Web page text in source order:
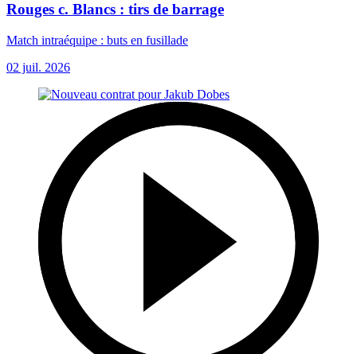
Rouges c. Blancs : tirs de barrage
Match intraéquipe : buts en fusillade
02 juil. 2026